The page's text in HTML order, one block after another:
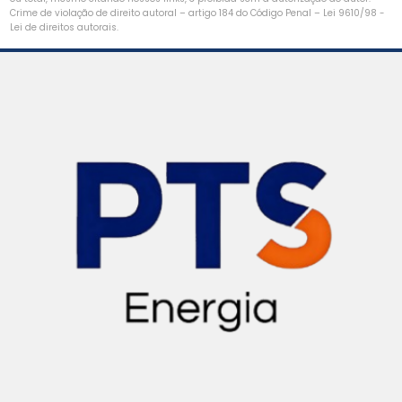
Projeto de aterramento elétrico
Projeto de cubículo blindado
Projeto de cubículo blindado média tensão
Projeto elétrico bim
Projeto elétrico para hospitais
Crime de violação de direito autoral – artigo 184 do Código Penal – Lei 9610/98 -
Lei de direitos autorais.